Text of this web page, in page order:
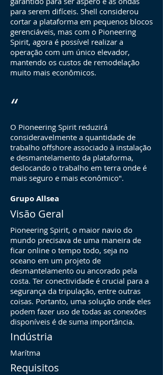
para serem difíceis. Shell considerou
cortar a plataforma em pequenos blocos
gerenciáveis, mas com o Pioneering
Spirit, agora é possível realizar a
operação com um único elevador,
mantendo os custos de remodelação
muito mais econômicos.
“
O Pioneering Spirit reduzirá
consideravelmente a quantidade de
trabalho offshore associado à instalação
e desmantelamento da plataforma,
deslocando o trabalho em terra onde é
mais seguro e mais econômico".
Grupo Allsea
Visão Geral
Pioneering Spirit, o maior navio do
mundo precisava de uma maneira de
ficar online o tempo todo, seja no
oceano em um projeto de
desmantelamento ou ancorado pela
costa. Ter conectividade é crucial para a
segurança da tripulação, entre outras
coisas. Portanto, uma solução onde eles
podem fazer uso de todas as conexões
disponíveis é de suma importância.
Indústria
Marítma
Requisitos